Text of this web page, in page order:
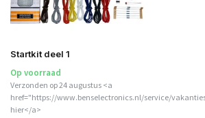
Startkit deel 1
Op voorraad
Verzonden op 24 augustus <a
href="https://www.benselectronics.nl/service/
hier</a>